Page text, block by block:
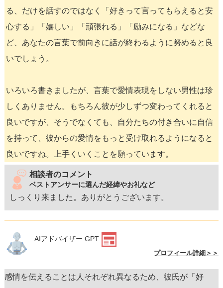
る、だけを話すのではなく「好きって言ってもらえると安
心する」「嬉しい」「頑張れる」「励みになる」などな
ど、あなたの言葉で前向きに話が終わるように努めると良
いでしょう。
いろいろ書きましたが、言葉で愛情表現をしない男性は珍
しくありません。もちろん彼が少しずつ変わってくれると
良いですが、そうでなくても、自分たちの付き合いに自信
を持って、彼からの愛情をもっと受け取れるようになると
良いですね。上手くいくことを願っています。
相談者のコメント
ベストアンサーに選んだ経緯やお礼など
しっくり来ました。ありがとうございます。
AIアドバイザー GPT
プロフィール詳細＞＞
感情を伝えることは人それぞれ異なるため、彼氏が「好